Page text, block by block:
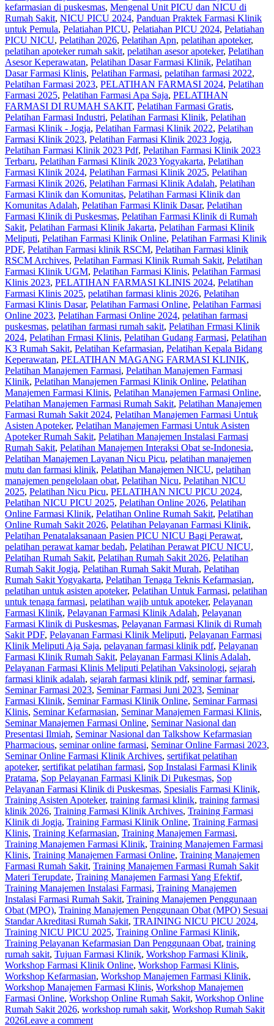
kefarmasian di puskesmas, Mengenal Unit PICU dan NICU di
Rumah Sakit, NICU PICU 2024, Panduan Praktek Farmasi Klinik
untuk Pemula, Pelatiahan PICU, Pelatiahan PICU 2024, Pelatiahan
PICU NICU, Pelatihan 2026, Pelatihan Apn, pelatihan apoteker,
pelatihan apoteker rumah sakit, pelatihan asesor apoteker, Pelatihan
Asesor Keperawatan, Pelatihan Dasar Farmasi Klinik, Pelatihan
Dasar Farmasi Klinis, Pelatihan Farmasi, pelatihan farmasi 2022,
Pelatihan Farmasi 2023, PELATIHAN FARMASI 2024, Pelatihan
Farmasi 2025, Pelatihan Farmasi Apa Saja, PELATIHAN
FARMASI DI RUMAH SAKIT, Pelatihan Farmasi Gratis,
Pelatihan Farmasi Industri, Pelatihan Farmasi Klinik, Pelatihan
Farmasi Klinik - Jogja, Pelatihan Farmasi Klinik 2022, Pelatihan
Farmasi Klinik 2023, Pelatihan Farmasi Klinik 2023 Jogja,
Pelatihan Farmasi Klinik 2023 Pdf, Pelatihan Farmasi Klinik 2023
Terbaru, Pelatihan Farmasi Klinik 2023 Yogyakarta, Pelatihan
Farmasi Klinik 2024, Pelatihan Farmasi Klinik 2025, Pelatihan
Farmasi Klinik 2026, Pelatihan Farmasi Klinik Adalah, Pelatihan
Farmasi Klinik dan Komunitas, Pelatihan Farmasi Klinik dan
Komunitas Adalah, Pelatihan Farmasi Klinik Dasar, Pelatihan
Farmasi Klinik di Puskesmas, Pelatihan Farmasi Klinik di Rumah
Sakit, Pelatihan Farmasi Klinik Jakarta, Pelatihan Farmasi Klinik
Meliputi, Pelatihan Farmasi Klinik Online, Pelatihan Farmasi Klinik
PDF, Pelatihan Farmasi klinik RSCM, Pelatihan Farmasi klinik
RSCM Archives, Pelatihan Farmasi Klinik Rumah Sakit, Pelatihan
Farmasi Klinik UGM, Pelatihan Farmasi Klinis, Pelatihan Farmasi
Klinis 2023, PELATIHAN FARMASI KLINIS 2024, Pelatihan
Farmasi Klinis 2025, pelatihan farmasi klinis 2026, Pelatihan
Farmasi Klinis Dasar, Pelatihan Farmasi Online, Pelatihan Farmasi
Online 2023, Pelatihan Farmasi Online 2024, pelatihan farmasi
puskesmas, pelatihan farmasi rumah sakit, Pelatihan Frmasi Klinik
2024, Pelatihan Frmasi Klinis, Pelatihan Gudang Farmasi, Pelatihan
K3 Rumah Sakit, Pelatihan Kefarmasian, Pelatihan Kepala Bidang
Keperawatan, PELATIHAN MAGANG FARMASI KLINIK,
Pelatihan Manajemen Farmasi, Pelatihan Manajemen Farmasi
Klinik, Pelatihan Manajemen Farmasi Klinik Online, Pelatihan
Manajemen Farmasi Klinis, Pelatihan Manajemen Farmasi Online,
Pelatihan Manajemen Farmasi Rumah Sakit, Pelatihan Manajemen
Farmasi Rumah Sakit 2024, Pelatihan Manajemen Farmasi Untuk
Asisten Apoteker, Pelatihan Manajemen Farmasi Untuk Asisten
Apoteker Rumah Sakit, Pelatihan Manajemen Instalasi Farmasi
Rumah Sakit, Pelatihan Manajemen Interaksi Obat se-Indonesia,
Pelatihan Manajemen Layanan Nicu Picu, pelatihan manajemen
mutu dan farmasi klinik, Pelatihan Manajemen NICU, pelatihan
manajemen pengelolaan obat, Pelatihan Nicu, Pelatihan NICU
2025, Pelatihan Nicu Picu, PELATIHAN NICU PICU 2024,
Pelatihan NICU PICU 2025, Pelatihan Online 2026, Pelatihan
Online Farmasi Klinik, Pelatihan Online Rumah Sakit, Pelatihan
Online Rumah Sakit 2026, Pelatihan Pelayanan Farmasi Klinik,
Pelatihan Penatalaksanaan Pasien PICU NICU Bagi Perawat,
pelatihan perawat kamar bedah, Pelatihan Perawat PICU NICU,
Pelatihan Rumah Sakit‎, Pelatihan Rumah Sakit 2026, Pelatihan
Rumah Sakit Jogja, Pelatihan Rumah Sakit Murah, Pelatihan
Rumah Sakit Yogyakarta, Pelatihan Tenaga Teknis Kefarmasian,
pelatihan untuk asisten apoteker, Pelatihan Untuk Farmasi, pelatihan
untuk tenaga farmasi, pelatihan wajib untuk apoteker, Pelayanan
Farmasi Klinik, Pelayanan Farmasi Klinik Adalah, Pelayanan
Farmasi Klinik di Puskesmas, Pelayanan Farmasi Klinik di Rumah
Sakit PDF, Pelayanan Farmasi Klinik Meliputi, Pelayanan Farmasi
Klinik Meliputi Aja Saja, pelayanan farmasi klinik pdf, Pelayanan
Farmasi Klinik Rumah Sakit, Pelayanan Farmasi Klinis Adalah,
Pelayanan Farmasi Klinis Meliputi Pelatihan Vaksinologi, sejarah
farmasi klinik adalah, sejarah farmasi klinik pdf, seminar farmasi,
Seminar Farmasi 2023, Seminar Farmasi Juni 2023, Seminar
Farmasi Klinik, Seminar Farmasi Klinik Online, Seminar Farmasi
Klinis, Seminar Kefarmasian, Seminar Manajemen Farmasi Klinis,
Seminar Manajemen Farmasi Online, Seminar Nasional dan
Presentasi Ilmiah, Seminar Nasional dan Talkshow Kefarmasian
Pharmacious, seminar online farmasi, Seminar Online Farmasi 2023,
Seminar Online Farmasi Klinik Archives, sertifikat pelatihan
apoteker, sertifikat pelatihan farmasi, Sop Instalasi Farmasi Klinik
Pratama, Sop Pelayanan Farmasi Klinik Di Pukesmas, Sop
Pelayanan Farmasi Klinik di Puskesmas, Spesialis Farmasi Klinik,
Training Asisten Apoteker, training farmasi klinik, training farmasi
klinik 2026, Training Farmasi Klinik Archives, Training Farmasi
Klinik di Jogja, Training Farmasi Klinik Online, Training Farmasi
Klinis, Training Kefarmasian, Training Manajemen Farmasi,
Training Manajemen Farmasi Klinik, Training Manajemen Farmasi
Klinis, Training Manajemen Farmasi Online, Training Manajemen
Farmasi Rumah Sakit, Training Manajemen Farmasi Rumah Sakit
Materi Terupdate, Training Manajemen Farmasi Yang Efektif,
Training Manajemen Instalasi Farmasi, Training Manajemen
Instalasi Farmasi Rumah Sakit, Training Manajemen Penggunaan
Obat (MPO), Training Manajemen Penggunaan Obat (MPO) Sesuai
Standar Akreditasi Rumah Sakit, TRAINING NICU PICU 2024,
Training NICU PICU 2025, Training Online Farmasi Klinik,
Training Pelayanan Kefarmasian Dan Penggunaan Obat, training
rumah sakit, Tujuan Farmasi Klinik, Workshop Farmasi Klinik,
Workshop Farmasi Klinik Online, Workshop Farmasi Klinis,
Workshop Kefarmasian, Workshop Manajemen Farmasi Klinik,
Workshop Manajemen Farmasi Klinis, Workshop Manajemen
Farmasi Online, Workshop Online Rumah Sakit, Workshop Online
Rumah Sakit 2026, workshop rumah sakit, Workshop Rumah Sakit
2026Leave a comment